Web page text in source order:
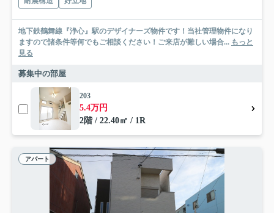
地下鉄鶴舞線『浄心』駅のデザイナーズ物件です！当社管理物件になり
ますので諸条件等何でもご相談ください！ご来店が難しい場合... もっと
見る
募集中の部屋
203
5.4万円
2階 / 22.40㎡ / 1R
アパート